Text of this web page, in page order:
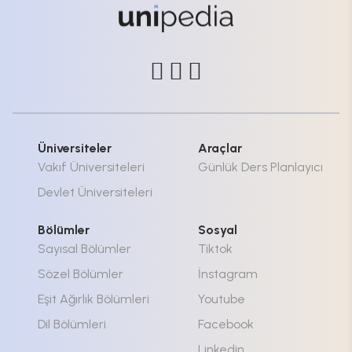
Üniversiteler
Vakıf Üniversiteleri
Devlet Üniversiteleri
Araçlar
Günlük Ders Planlayıcı
Bölümler
Sayısal Bölümler
Sözel Bölümler
Eşit Ağırlık Bölümleri
Dil Bölümleri
Sosyal
Tiktok
İnstagram
Youtube
Facebook